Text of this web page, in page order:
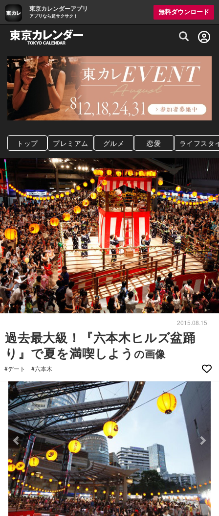
東京カレンダーアプリ
アプリなら超サクサク！
無料ダウンロード
グルメ情報・プレミアムレストラン予約
トップ プレミアム グルメ 恋愛 ライフスタ
2015.08.15
過去最大級！『六本木ヒルズ盆踊
り』で夏を満喫しよう の画像
#デート #六本木